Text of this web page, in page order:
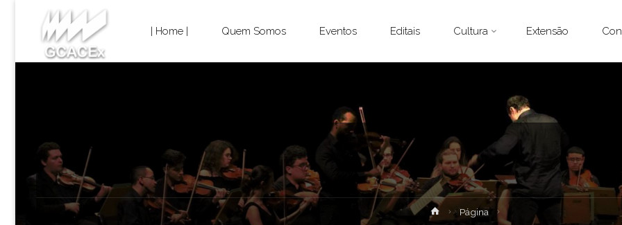
Extensão
Carlos
| Home | Quem Somos Eventos Editais Cultura Extensão
HomePágina